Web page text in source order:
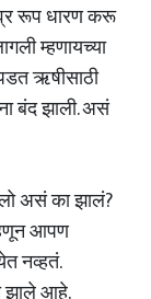
रूप धारण करू
म्हणायच्या
ऋषीसाठी
बंद झाली. असं
असं का झालं?
आपण
नव्हतं.